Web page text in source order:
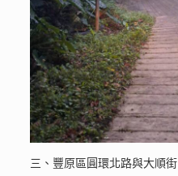
三、豐原區圓環北路與大順